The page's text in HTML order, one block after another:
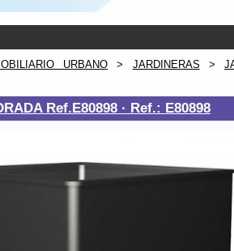
URBANO > JARDINERAS >
Ref.E80898 · Ref.: E80898